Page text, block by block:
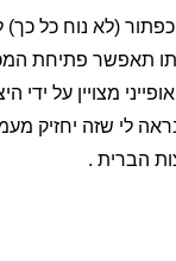
(לא נוח כל כך)
תאפשר פתיחת
מצויין על
לי שזה יחזיק
הברית .